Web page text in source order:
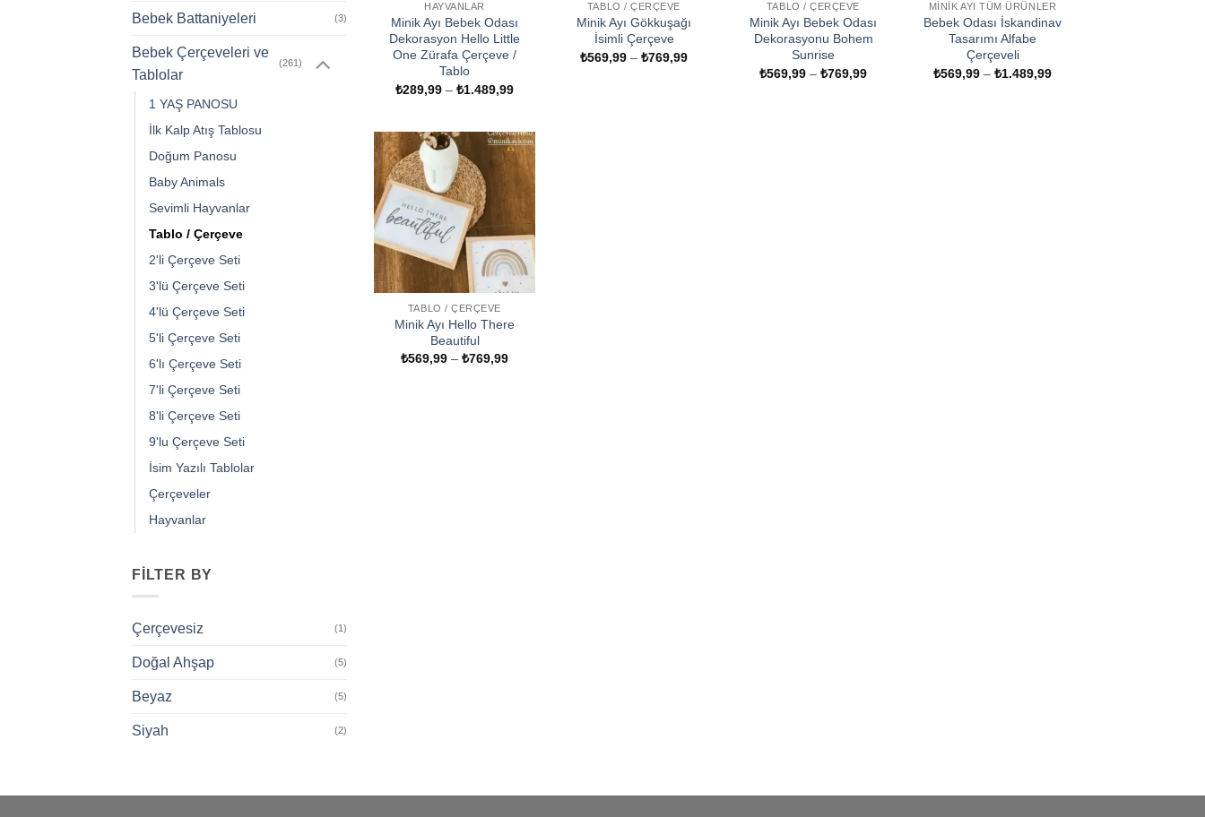
Bebek Battaniyeleri (3)
Bebek Çerçeveleri ve
Tablolar
(261)
1 YAŞ PANOSU
İlk Kalp Atış Tablosu
Doğum Panosu
Baby Animals
Sevimli Hayvanlar
Tablo / Çerçeve
2'li Çerçeve Seti
3'lü Çerçeve Seti
4'lü Çerçeve Seti
5'li Çerçeve Seti
6'lı Çerçeve Seti
7'li Çerçeve Seti
8'li Çerçeve Seti
9'lu Çerçeve Seti
İsim Yazılı Tablolar
Çerçeveler
Hayvanlar
FILTER BY
Çerçevesiz (1)
Doğal Ahşap (5)
Beyaz (5)
Siyah (2)
HAYVANLAR
Minik Ayı Bebek Odası
Dekorasyon Hello Little
One Zürafa Çerçeve /
Tablo
₺289,99 – ₺1.489,99Fiyat
₺1.489,99
TABLO / ÇERÇEVE
Minik Ayı Gökkuşağı
İsimli Çerçeve
₺569,99 – ₺769,99Fiyat
TABLO / ÇERÇEVE
Minik Ayı Bebek Odası
Dekorasyonu Bohem
Sunrise
₺569,99 – ₺769,99Fiyat
MINIK AYI TÜM ÜRÜNLER
Bebek Odası İskandinav
Tasarımı Alfabe
Çerçeveli
₺569,99 – ₺1.489,99Fiyat
TABLO / ÇERÇEVE
Minik Ayı Hello There
Beautiful
₺569,99 – ₺769,99Fiyat